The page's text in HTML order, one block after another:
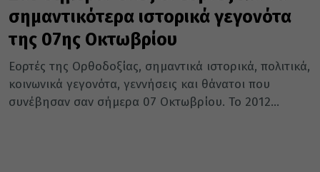
σημαντικότερα ιστορικά γεγονότα
της 07ης Οκτωβρίου
Εορτές της Ορθοδοξίας, σημαντικά ιστορικά, πολιτικά,
κοινωνικά γεγονότα, γεννήσεις και θάνατοι που
συνέβησαν σαν σήμερα 07 Οκτωβρίου. Το 2012...